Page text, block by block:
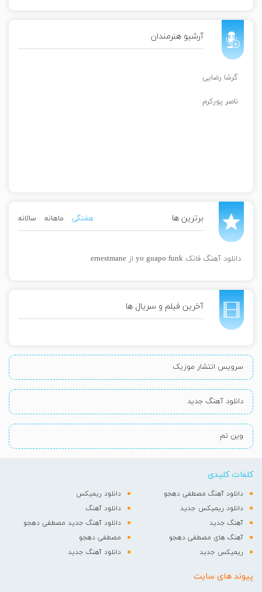
آرشیو هنرمندان
گرشا رضایی
ناصر پورکرم
برترین ها هفتگی ماهانه سالانه
دانلود آهنگ فانک yo guapo funk از ernestmane
آخرین فیلم و سریال ها
سرویس انتشار موزیک
دانلود آهنگ جدید
وین تم
کلمات کلیدی
دانلود آهنگ مصطفی دهجو
دانلود ریمیکس
دانلود ریمیکس جدید
دانلود آهنگ
آهنگ جدید
دانلود آهنگ جدید مصطفی دهجو
آهنگ های مصطفی دهجو
مصطفی دهجو
ریمیکس جدید
دانلود آهنگ جدید
پیوند های سایت